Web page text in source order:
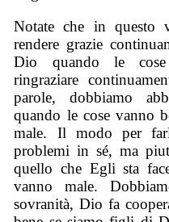
Notate che in questo
rendere grazie
Dio quando le
ringraziare
parole, dobbiamo
quando le cose vanno
male. Il modo per
problemi in sé, ma
quello che Egli sta
vanno male.
sovranità, Dio fa